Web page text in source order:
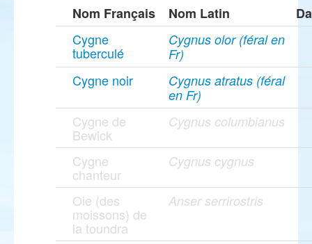
Nom Français Nom Latin
Cygne
tuberculé
Cygnus olor (féral en
Fr)
Cygne noir
Cygnus atratus (féral
en Fr)
Cygne de
Bewick
Cygnus columbianus
Cygne
chanteur
Cygnus cygnus
Oie (des
moissons) de
la toundra
Anser serrirostris